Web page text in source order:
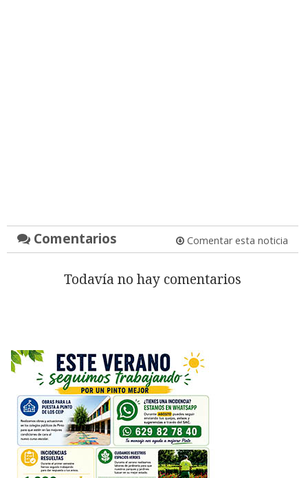
Comentarios Comentar esta noticia
Todavía no hay comentarios